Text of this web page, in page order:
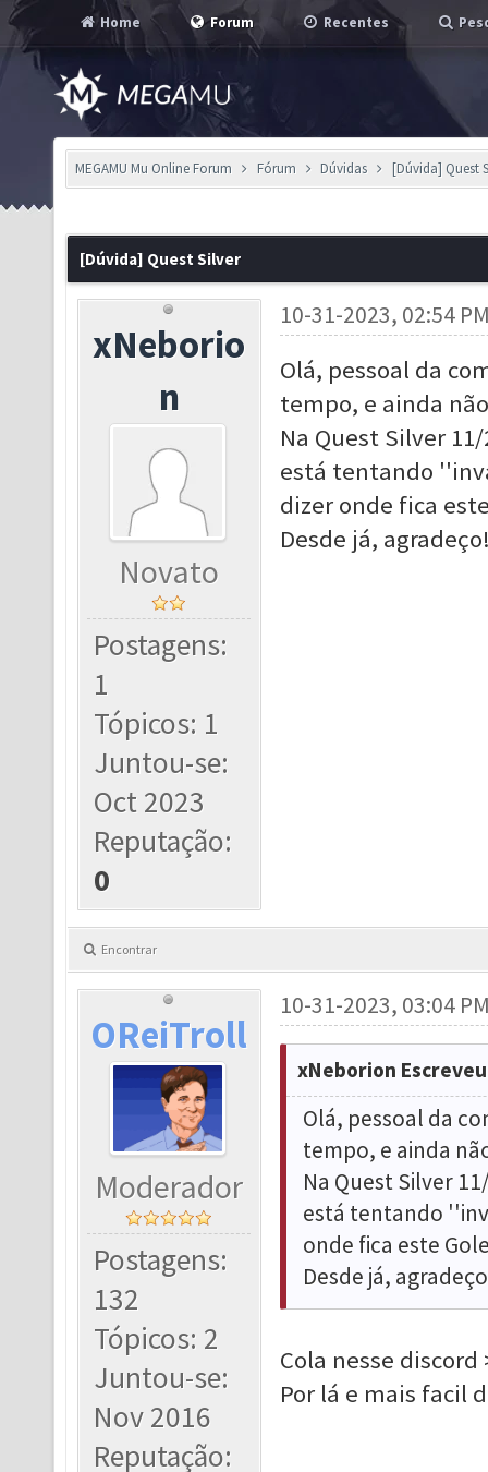
Home Forum Recentes
MEGAMU Mu Online Forum Fórum Dúvidas [Dúvida] Quest
[Dúvida] Quest Silver
xNeborio
n
Novato
Postagens:
1
Tópicos: 1
Juntou-se:
Oct 2023
Reputação:
0
10-31-2023, 02:54
Olá, pessoal da
tempo, e ainda
Na Quest Silver
está tentando
dizer onde fica
Desde já,
Encontrar
OReiTroll
Moderador
Postagens:
132
Tópicos: 2
Juntou-se:
Nov 2016
Reputação:
10-31-2023, 03:04
xNeborion
Olá, pessoal da
tempo, e ainda
Na Quest Silver
está tentando
onde fica este
Desde já,
Cola nesse discord
Por lá e mais facil